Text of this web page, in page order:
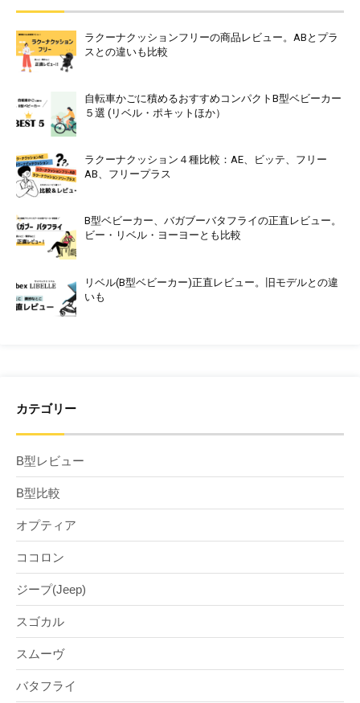
ラクーナクッションフリーの商品レビュー。ABとプラ
スとの違いも比較
自転車かごに積めるおすすめコンパクトB型ベビーカー
５選 (リベル・ポキットほか）
ラクーナクッション４種比較：AE、ビッテ、フリー
AB、フリープラス
B型ベビーカー、バガブーバタフライの正直レビュー。
ビー・リベル・ヨーヨーとも比較
リベル(B型ベビーカー)正直レビュー。旧モデルとの違
いも
カテゴリー
B型レビュー
B型比較
オプティア
ココロン
ジープ(Jeep)
スゴカル
スムーヴ
バタフライ